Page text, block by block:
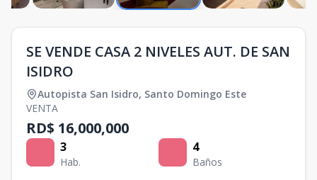
SE VENDE CASA 2 NIVELES AUT. DE SAN
ISIDRO
Autopista San Isidro, Santo Domingo Este
VENTA
RD$ 16,000,000
3
Hab.
4
Baños